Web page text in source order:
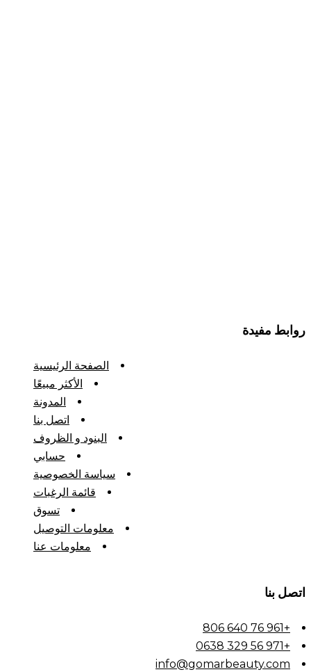
روابط مفيدة
الصفحة الرئيسية
الأكثر مبيعًا
المدونة
اتصل بنا
البنود و الظروف
حسابي
سياسة الخصوصية
قائمة الرغبات
تسوق
معلومات التوصيل
معلومات عنا
اتصل بنا
+961 76 640 806
+971 56 329 0638
info@gomarbeauty.com